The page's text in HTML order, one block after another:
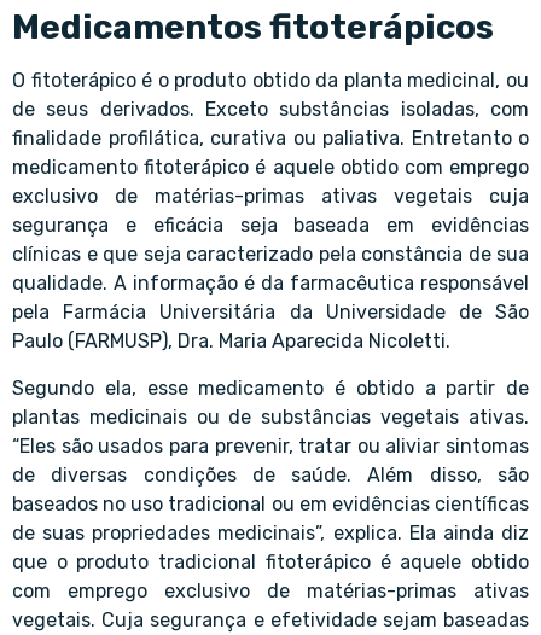
Medicamentos fitoterápicos
O fitoterápico é o produto obtido da planta medicinal, ou
de seus derivados. Exceto substâncias isoladas, com
finalidade profilática, curativa ou paliativa. Entretanto o
medicamento fitoterápico é aquele obtido com emprego
exclusivo de matérias-primas ativas vegetais cuja
segurança e eficácia seja baseada em evidências
clínicas e que seja caracterizado pela constância de sua
qualidade. A informação é da farmacêutica responsável
pela Farmácia Universitária da Universidade de São
Paulo (FARMUSP), Dra. Maria Aparecida Nicoletti.
Segundo ela, esse medicamento é obtido a partir de
plantas medicinais ou de substâncias vegetais ativas.
“Eles são usados para prevenir, tratar ou aliviar sintomas
de diversas condições de saúde. Além disso, são
baseados no uso tradicional ou em evidências científicas
de suas propriedades medicinais”, explica. Ela ainda diz
que o produto tradicional fitoterápico é aquele obtido
com emprego exclusivo de matérias-primas ativas
vegetais. Cuja segurança e efetividade sejam baseadas